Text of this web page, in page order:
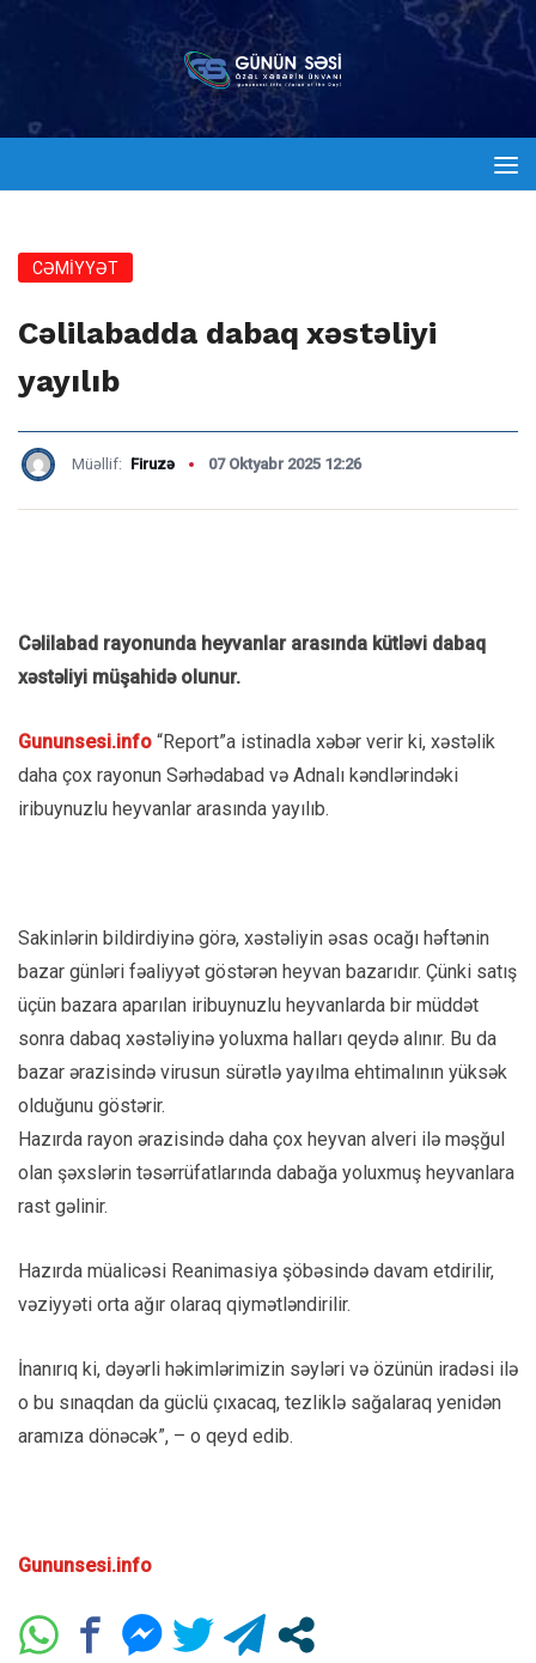
CƏMİYYƏT
Cəlilabadda dabaq xəstəliyi
yayılıb
Müəllif: Firuzə 07 Oktyabr 2025 12:26
Cəlilabad rayonunda heyvanlar arasında kütləvi dabaq
xəstəliyi müşahidə olunur.
Gununsesi.info “Report”a istinadla xəbər verir ki, xəstəlik
daha çox rayonun Sərhədabad və Adnalı kəndlərindəki
iribuynuzlu heyvanlar arasında yayılıb.
Sakinlərin bildirdiyinə görə, xəstəliyin əsas ocağı həftənin
bazar günləri fəaliyyət göstərən heyvan bazarıdır. Çünki satış
üçün bazara aparılan iribuynuzlu heyvanlarda bir müddət
sonra dabaq xəstəliyinə yoluxma halları qeydə alınır. Bu da
bazar ərazisində virusun sürətlə yayılma ehtimalının yüksək
olduğunu göstərir.
Hazırda rayon ərazisində daha çox heyvan alveri ilə məşğul
olan şəxslərin təsərrüfatlarında dabağa yoluxmuş heyvanlara
rast gəlinir.
Hazırda müalicəsi Reanimasiya şöbəsində davam etdirilir,
vəziyyəti orta ağır olaraq qiymətləndirilir.
İnanırıq ki, dəyərli həkimlərimizin səyləri və özünün iradəsi ilə
o bu sınaqdan da güclü çıxacaq, tezliklə sağalaraq yenidən
aramıza dönəcək”, – o qeyd edib.
Gununsesi.info